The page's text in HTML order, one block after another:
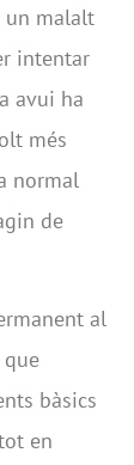
un malalt
intentar
avui ha
més
normal
de
al
bàsics
en